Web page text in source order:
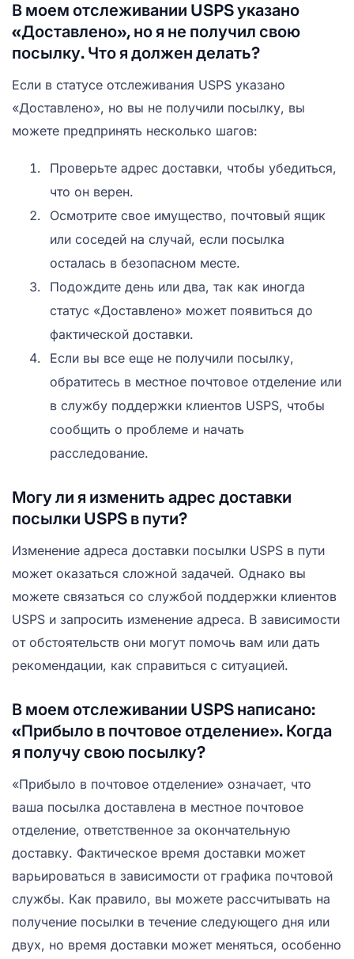
В моем отслеживании USPS указано
«Доставлено», но я не получил свою
посылку. Что я должен делать?
Если в статусе отслеживания USPS указано
«Доставлено», но вы не получили посылку, вы
можете предпринять несколько шагов:
Проверьте адрес доставки, чтобы убедиться,
что он верен.
Осмотрите свое имущество, почтовый ящик
или соседей на случай, если посылка
осталась в безопасном месте.
Подождите день или два, так как иногда
статус «Доставлено» может появиться до
фактической доставки.
Если вы все еще не получили посылку,
обратитесь в местное почтовое отделение или
в службу поддержки клиентов USPS, чтобы
сообщить о проблеме и начать
расследование.
Могу ли я изменить адрес доставки
посылки USPS в пути?
Изменение адреса доставки посылки USPS в пути
может оказаться сложной задачей. Однако вы
можете связаться со службой поддержки клиентов
USPS и запросить изменение адреса. В зависимости
от обстоятельств они могут помочь вам или дать
рекомендации, как справиться с ситуацией.
В моем отслеживании USPS написано:
«Прибыло в почтовое отделение». Когда
я получу свою посылку?
«Прибыло в почтовое отделение» означает, что
ваша посылка доставлена в местное почтовое
отделение, ответственное за окончательную
доставку. Фактическое время доставки может
варьироваться в зависимости от графика почтовой
службы. Как правило, вы можете рассчитывать на
получение посылки в течение следующего дня или
двух, но время доставки может меняться, особенно